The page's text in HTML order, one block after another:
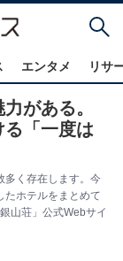
エンタメ リサ
がある。
「一度は
多く存在します。今
たホテルをまとめて
山荘」公式Webサイ